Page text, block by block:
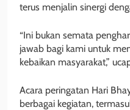
terus menjalin sinergi
“Ini bukan semata
jawab bagi kami untuk
kebaikan masyarakat,”
Acara peringatan Hari
berbagai kegiatan,